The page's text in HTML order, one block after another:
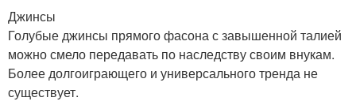
Джинсы
Голубые джинсы прямого фасона с завышенной талией
можно смело передавать по наследству своим внукам.
Более долгоиграющего и универсального тренда не
существует.